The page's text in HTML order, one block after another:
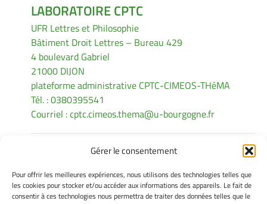
Gérer le consentement
Pour offrir les meilleures expériences, nous utilisons des technologies telles que
les cookies pour stocker et/ou accéder aux informations des appareils. Le fait de
consentir à ces technologies nous permettra de traiter des données telles que le
LABORATOIRE CPTC
UFR Lettres et Philosophie
Bâtiment Droit Lettres – Bureau 429
4 boulevard Gabriel
21000 DIJON
plateforme administrative CPTC-CIMEOS-THéMA
Tél. : 0380395541
Courriel :cptc.cimeos.thema@u-bourgogne.fr
INFORMATIONS LÉGALES
Mentions légales
Gérer mes cookies